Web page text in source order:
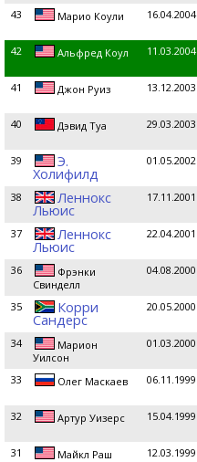
43 Марио Коули 16.04.2004
42 Альфред Коул 11.03.2004
41 Джон Руиз 13.12.2003
40 Дэвид Туа 29.03.2003
39 Э.
Холифилд
01.05.2002
38 Леннокс
Льюис
17.11.2001
37 Леннокс
Льюис
22.04.2001
36
Фрэнки
Свинделл
04.08.2000
35 Корри
Сандерс
20.05.2000
34
Марион
Уилсон
01.03.2000
33 Олег Маскаев 06.11.1999
32 Артур Уизерс 15.04.1999
31 Майкл Раш 12.03.1999